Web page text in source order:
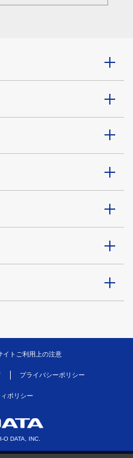
イトご利用上の注意
プライバシーポリシー
ポリシー
O DATA, INC.